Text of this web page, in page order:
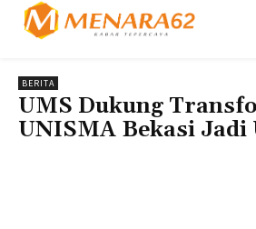
BERITA
UMS Dukung
UNISMA Bekasi Jadi